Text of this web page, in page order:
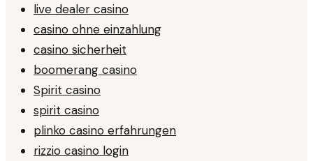
live dealer casino
casino ohne einzahlung
casino sicherheit
boomerang casino
Spirit casino
spirit casino
plinko casino erfahrungen
rizzio casino login